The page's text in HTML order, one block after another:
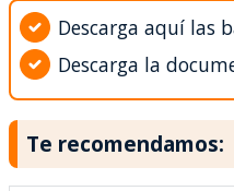
Descarga aquí las
Descarga la
Te recomendamos: